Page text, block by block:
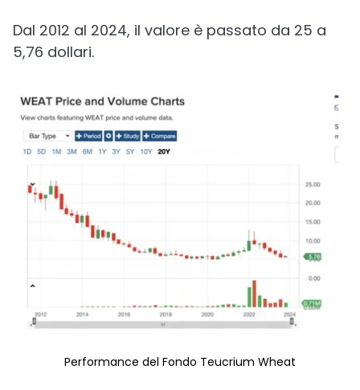
Dal 2012 al 2024, il valore è passato da 25 a
5,76 dollari.
Performance del Fondo Teucrium Wheat